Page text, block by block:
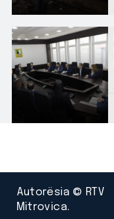
Autorësia © RTV
Mitrovica.